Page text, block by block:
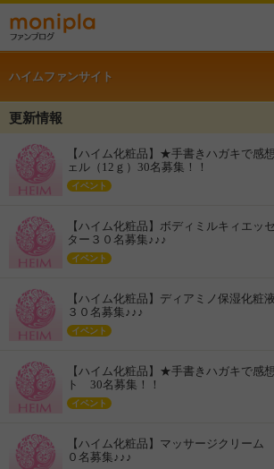
ハイムファンサイト
更新情報
【ハイム化粧品】★手書きハガキで感
ェル（12ｇ）30名募集！！
イベント
【ハイム化粧品】ボディミルキィエ
ター３０名募集♪♪♪
イベント
【ハイム化粧品】ディアミノ保湿化
３０名募集♪♪♪
イベント
【ハイム化粧品】★手書きハガキで
ト 30名募集！！
イベント
【ハイム化粧品】マッサージクリー
０名募集♪♪♪